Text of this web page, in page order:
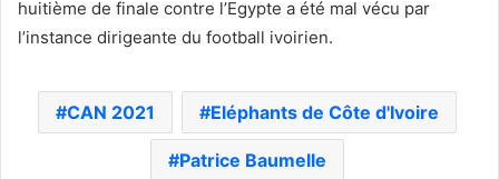
huitième de finale contre l’Egypte a été mal vécu par
l’instance dirigeante du football ivoirien.
CAN 2021 Eléphants de Côte d'Ivoire
Patrice Baumelle